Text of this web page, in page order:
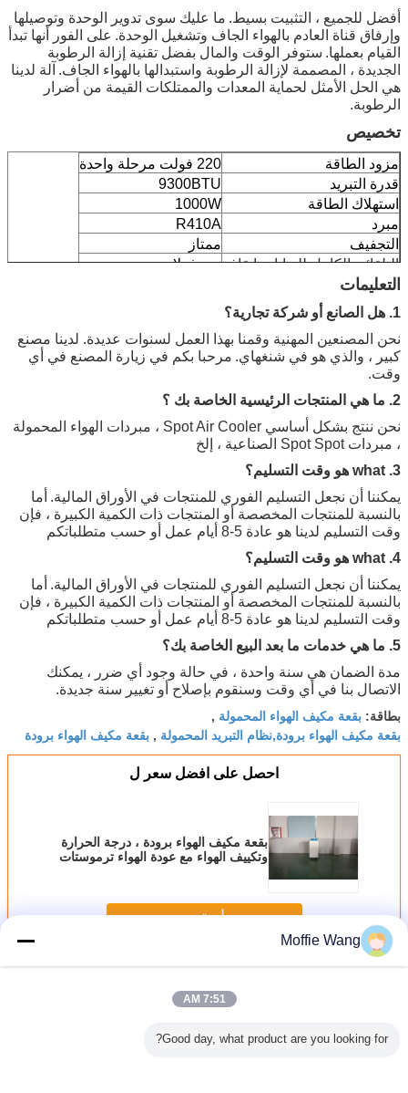
أفضل للجميع ، التثبيت بسيط. ما عليك سوى تدوير الوحدة وتوصيلها
وإرفاق قناة العادم بالهواء الجاف وتشغيل الوحدة. على الفور أنها تبدأ
القيام بعملها. ستوفر الوقت والمال بفضل تقنية إزالة الرطوبة
الجديدة ، المصممة لإزالة الرطوبة واستبدالها بالهواء الجاف. آلة لدينا
هي الحل الأمثل لحماية المعدات والممتلكات القيمة من أضرار
الرطوبة.
تخصيص
مزود الطاقة
220 فولت مرحلة واحدة
قدرة التبريد
9300BTU
استهلاك الطاقة
1000W
مبرد
R410A
التجفيف
ممتاز
التلقائي الكامل للدبابات إيقافنعم فعلا
تدفق الهواء
حبل القوة
ظروف التشغيل مين ماكس
التعليمات
1. هل الصانع أو شركة تجارية؟
نحن المصنعين المهنية وقمنا بهذا العمل لسنوات عديدة. لدينا مصنع
كبير ، والذي هو في شنغهاي. مرحبا بكم في زيارة المصنع في أي
وقت.
2. ما هي المنتجات الرئيسية الخاصة بك ؟
نحن ننتج بشكل أساسي Spot Air Cooler ، مبردات الهواء المحمولة
، مبردات Spot Spot الصناعية ، إلخ
3. what هو وقت التسليم؟
يمكننا أن نجعل التسليم الفوري للمنتجات في الأوراق المالية. أما
بالنسبة للمنتجات المخصصة أو المنتجات ذات الكمية الكبيرة ، فإن
وقت التسليم لدينا هو عادة 5-8 أيام عمل أو حسب متطلباتكم
4. what هو وقت التسليم؟
يمكننا أن نجعل التسليم الفوري للمنتجات في الأوراق المالية. أما
بالنسبة للمنتجات المخصصة أو المنتجات ذات الكمية الكبيرة ، فإن
وقت التسليم لدينا هو عادة 5-8 أيام عمل أو حسب متطلباتكم
5. ما هي خدمات ما بعد البيع الخاصة بك؟
مدة الضمان هي سنة واحدة ، في حالة وجود أي ضرر ، يمكنك
الاتصال بنا في أي وقت وسنقوم بإصلاح أو تغيير سنة جديدة.
بطاقة: بقعة مكيف الهواء المحمولة ,
بقعة مكيف الهواء برودة,نظام التبريد المحمولة , بقعة مكيف الهواء برودة
احصل على افضل سعر ل
بقعة مكيف الهواء برودة ، درجة الحرارة
وتكييف الهواء مع عودة الهواء ترموستات
استمر
أكثربقعة تبريد الهواء
Moffie Wang
7:51 AM
Good day, what product are you looking for?